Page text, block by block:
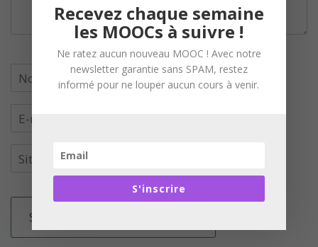
Recevez chaque semaine
les MOOCs à suivre !
Ne ratez aucun nouveau MOOC ! Avec notre
newsletter garantie sans SPAM, restez
informé pour ne louper aucun cours à venir.
S'inscrire